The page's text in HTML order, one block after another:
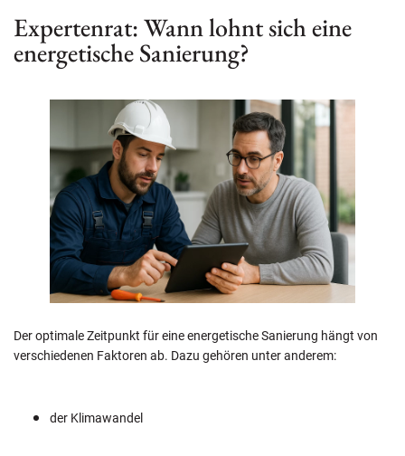
Expertenrat: Wann lohnt sich eine
energetische Sanierung?
Der optimale Zeitpunkt für eine energetische Sanierung hängt von
verschiedenen Faktoren ab. Dazu gehören unter anderem:
der Klimawandel